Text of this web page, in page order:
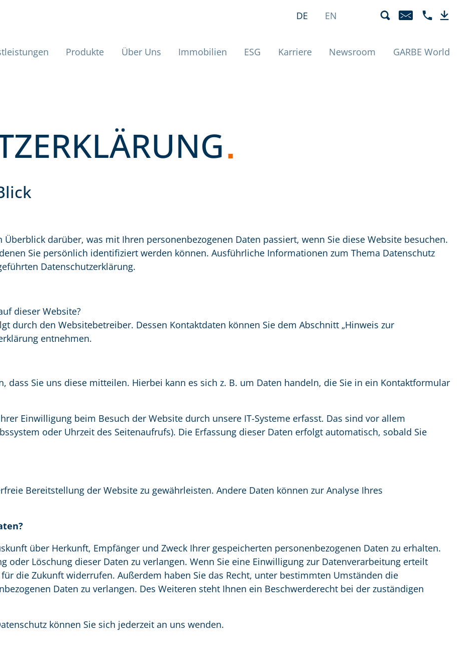
und Freunde |Sprachmenü
DEAktivEN E-MAIL
Produkte Über Uns Immobilien ESG Karriere Newsroom GARBE World
darüber, was mit Ihren personenbezogenen Daten passiert, wenn Sie diese Website besuchen.
Sie persönlich identifiziert werden können. Ausführliche Informationen zum Thema Datenschutz
Datenschutzerklärung.
dieser Website?
durch den Websitebetreiber. Dessen Kontaktdaten können Sie dem Abschnitt „Hinweis zur
entnehmen.
dass Sie uns diese mitteilen. Hierbei kann es sich z. B. um Daten handeln, die Sie in ein Kontaktformular
Einwilligung beim Besuch der Website durch unsere IT-Systeme erfasst. Das sind vor allem
oder Uhrzeit des Seitenaufrufs). Die Erfassung dieser Daten erfolgt automatisch, sobald Sie
Bereitstellung der Website zu gewährleisten. Andere Daten können zur Analyse Ihres
über Herkunft, Empfänger und Zweck Ihrer gespeicherten personenbezogenen Daten zu erhalten.
oder Löschung dieser Daten zu verlangen. Wenn Sie eine Einwilligung zur Datenverarbeitung erteilt
die Zukunft widerrufen. Außerdem haben Sie das Recht, unter bestimmten Umständen die
Daten zu verlangen. Des Weiteren steht Ihnen ein Beschwerderecht bei der zuständigen
können Sie sich jederzeit an uns wenden.